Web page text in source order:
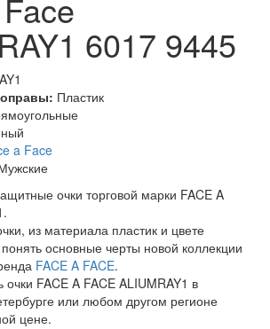
6017 9445
Пластик
a Face
очки торговой марки FACE A
из материала пластик и цвете
основные черты новой коллекции
FACE A FACE.
FACE A FACE ALIUMRAY1 в
или любом другом регионе
цене.